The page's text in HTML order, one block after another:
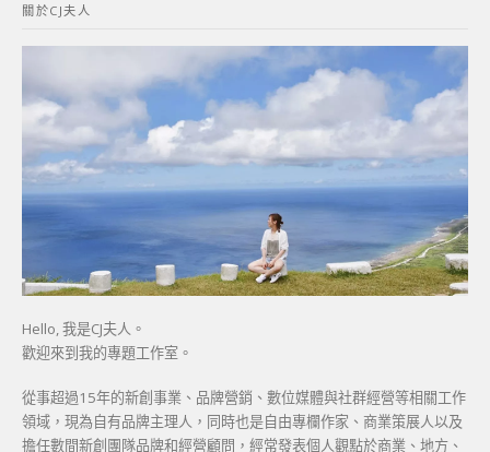
字:
關於CJ夫人
Hello, 我是CJ夫人。
歡迎來到我的專題工作室。
從事超過15年的新創事業、品牌營銷、數位媒體與社群經營等相關工作
領域，現為自有品牌主理人，同時也是自由專欄作家、商業策展人以及
擔任數間新創團隊品牌和經營顧問，經常發表個人觀點於商業、地方、